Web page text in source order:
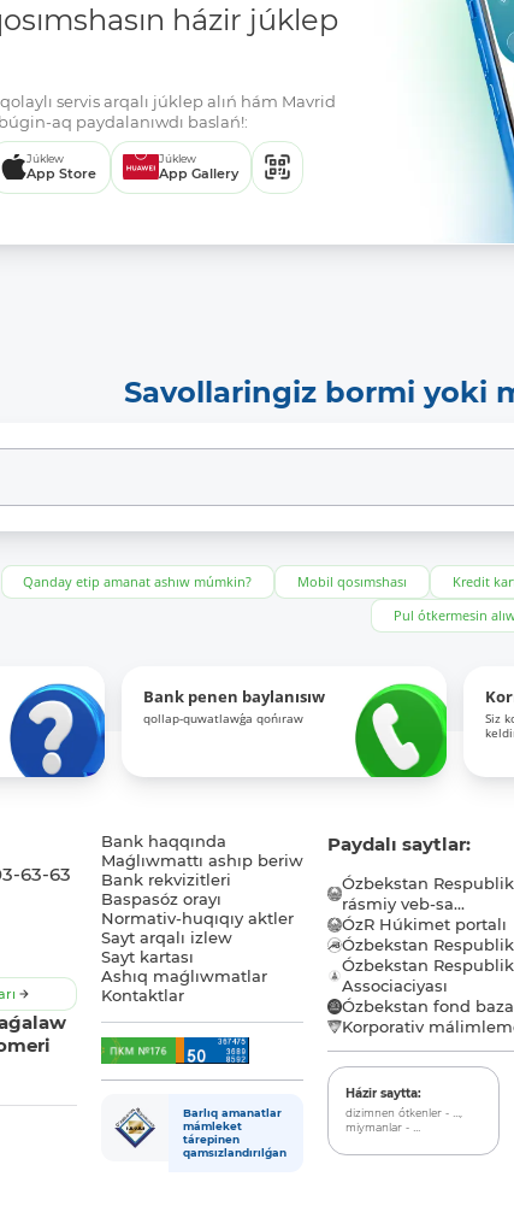
házir júklep
servis arqalı júklep alıń hám Mavrid
aq paydalanıwdı baslań!:
Júklew
App Store
Júklew
App Gallery
Savollaringiz bormi yoki
Qanday etip amanat ashıw múmkin? Mobil qosımshası Kredit
Pul ótkermesin
Bank penen baylanısıw
qollap-quwatlawǵa qońıraw
Siz
63-63
Bank haqqında
Maǵlıwmattı ashıp beriw
Bank rekvizitleri
Baspasóz orayı
Normativ-huqıqıy aktler
Sayt arqalı izlew
Sayt kartası
Ashıq maǵlıwmatlar
Kontaktlar
Barlıq amanatlar
mámleket
tárepinen
qamsızlandırılǵan
Paydalı saytlar:
Ózbekstan
rásmiy veb-sa...
ÓzR Húkimet portalı
Ózbekstan
Ózbekstan
Associaciyası
Ózbekstan fond
Korporativ
Házir saytta:
dizimnen ótkenler - ...,
miymanlar - ...